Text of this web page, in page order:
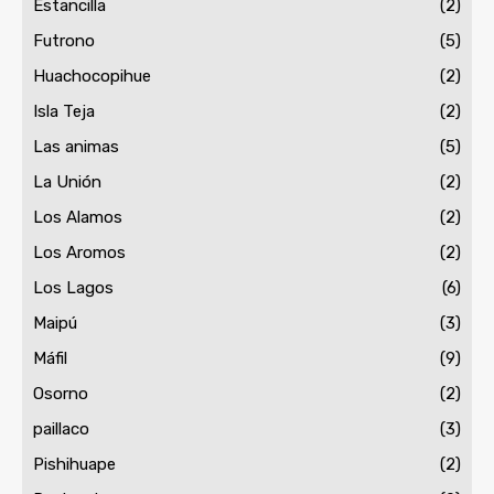
Estancilla
(2)
Futrono
(5)
Huachocopihue
(2)
Isla Teja
(2)
Las animas
(5)
La Unión
(2)
Los Alamos
(2)
Los Aromos
(2)
Los Lagos
(6)
Maipú
(3)
Máfil
(9)
Osorno
(2)
paillaco
(3)
Pishihuape
(2)